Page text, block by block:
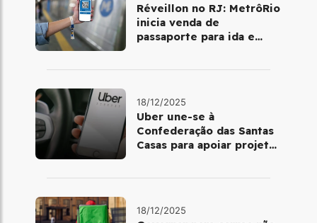
Réveillon no RJ: MetrôRio
inicia venda de
passaporte para ida e
18/12/2025
Uber une-se à
Confederação das Santas
Casas para apoiar projetos
18/12/2025